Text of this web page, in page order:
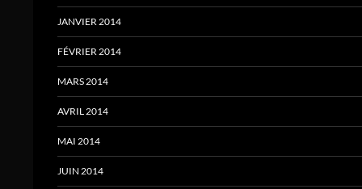
JANVIER 2014
FÉVRIER 2014
MARS 2014
AVRIL 2014
MAI 2014
JUIN 2014